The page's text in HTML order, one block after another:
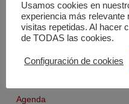
Noticias
Agenda
Usamos cookies en
experiencia más relevante
visitas repetidas. Al hacer
de TODAS las cookies.
Configuración de cookies